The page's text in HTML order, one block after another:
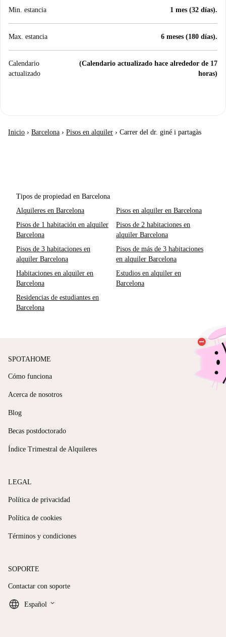
Min. estancia 1 mes (32 días).
Max. estancia 6 meses (180 días).
Calendario
actualizado
(Calendario actualizado hace alrededor de 17
horas)
Inicio › Barcelona › Pisos en alquiler › Carrer del dr. giné i partagàs
Tipos de propiedad en Barcelona
Alquileres en Barcelona
Pisos en alquiler en Barcelona
Pisos de 1 habitación en alquiler
Barcelona
Pisos de 2 habitaciones en
alquiler Barcelona
Pisos de 3 habitaciones en
alquiler Barcelona
Pisos de más de 3 habitaciones
en alquiler Barcelona
Habitaciones en alquiler en
Barcelona
Estudios en alquiler en
Barcelona
Residencias de estudiantes en
Barcelona
SPOTAHOME
Cómo funciona
Acerca de nosotros
Blog
Becas postdoctorado
Índice Trimestral de Alquileres
LEGAL
Política de privacidad
Política de cookies
Términos y condiciones
SOPORTE
Contactar con soporte
Español keyboard_arrow_down